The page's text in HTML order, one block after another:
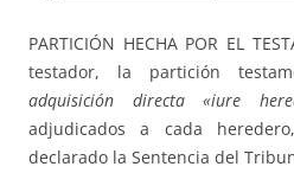
PARTICIÓN HECHA POR EL
testador, la partición
adquisición directa «iure
adjudicados a cada
declarado la Sentencia del